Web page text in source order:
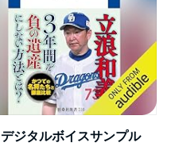
デジタルボイスサンプル